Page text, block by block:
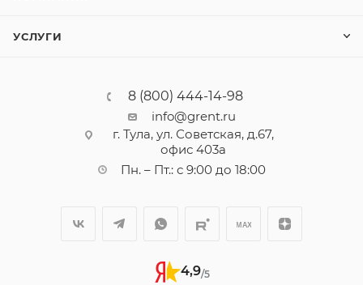
УСЛУГИ
8 (800) 444-14-98
info@grent.ru
г. Тула, ул. Советская, д.67,
офис 403а
Пн. – Пт.: с 9:00 до 18:00
4,9/5